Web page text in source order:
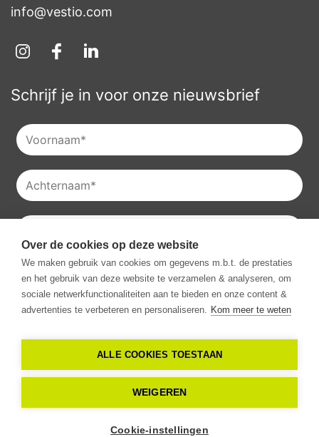
info@vestio.com
Schrijf je in voor onze nieuwsbrief
Je kan onzeprivacyverklaringraadplegen en je kan je ook
altijd uitschrijven voor onze nieuwsbrieven.
Ik ga akkoord met het ontvangen van communicatie van
Vestio.*
Vestio. Alle rechten
voorbehouden
Over de cookies op deze website
We maken gebruik van cookies om gegevens m.b.t. de prestaties
en het gebruik van deze website te verzamelen & analyseren, om
sociale netwerkfunctionaliteiten aan te bieden en onze content &
advertenties te verbeteren en personaliseren. Kom meer te weten
ALLE COOKIES TOESTAAN
WEIGEREN
Cookie-instellingen